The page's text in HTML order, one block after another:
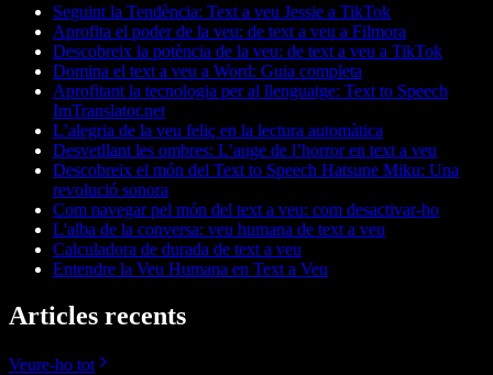
Seguint la Tendència: Text a veu Jessie a TikTok
Aprofita el poder de la veu: de text a veu a Filmora
Descobreix la potència de la veu: de text a veu a TikTok
Domina el text a veu a Word: Guia completa
Aprofitant la tecnologia per al llenguatge: Text to Speech
ImTranslator.net
L’alegria de la veu feliç en la lectura automàtica
Desvetllant les ombres: L’auge de l’horror en text a veu
Descobreix el món del Text to Speech Hatsune Miku: Una
revolució sonora
Com navegar pel món del text a veu: com desactivar-ho
L'alba de la conversa: veu humana de text a veu
Calculadora de durada de text a veu
Entendre la Veu Humana en Text a Veu
Articles recents
Veure-ho tot